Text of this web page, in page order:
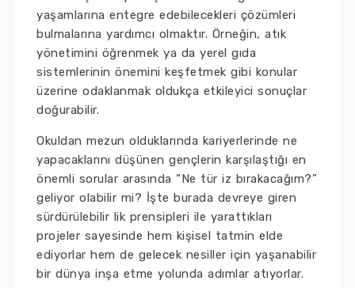
yaşamlarına entegre edebilecekleri çözümleri
bulmalarına yardımcı olmaktır. Örneğin, atık
yönetimini öğrenmek ya da yerel gıda
sistemlerinin önemini keşfetmek gibi konular
üzerine odaklanmak oldukça etkileyici sonuçlar
doğurabilir.
Okuldan mezun olduklarında kariyerlerinde ne
yapacaklarını düşünen gençlerin karşılaştığı en
önemli sorular arasında “Ne tür iz bırakacağım?”
geliyor olabilir mi? İşte burada devreye giren
sürdürülebilir lik prensipleri ile yarattıkları
projeler sayesinde hem kişisel tatmin elde
ediyorlar hem de gelecek nesiller için yaşanabilir
bir dünya inşa etme yolunda adımlar atıyorlar.